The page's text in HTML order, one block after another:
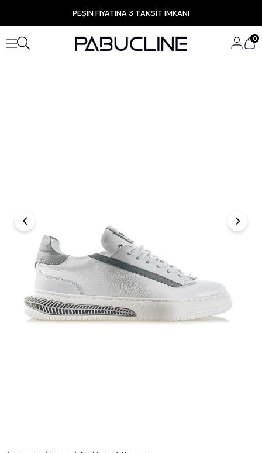
PEŞİN FİYATINA 3 TAKSİT İMKANI
TÜM ÜRÜNLERDE ÜCRETSİZ KARGO
Yeni Sezon Ürünlerde Özel Fırsatlar
Seçili Ürünlerde Hızlı Teslimat
0